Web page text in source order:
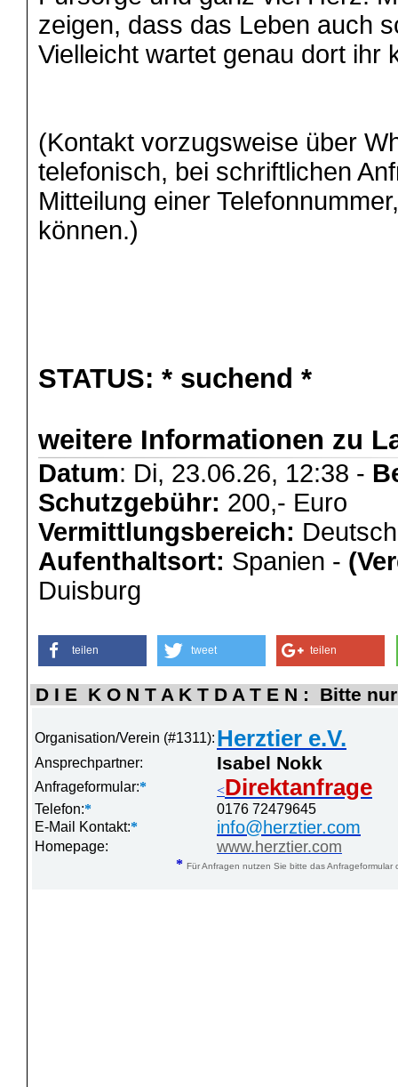
zeigen, dass das Leben auch
Vielleicht wartet genau dort ihr
(Kontakt vorzugsweise über
telefonisch, bei schriftlichen
Mitteilung einer
können.)
STATUS: * suchend *
weitere Informationen zu
Datum: Di, 23.06.26, 12:38 -
Schutzgebühr: 200,- Euro
Vermittlungsbereich:
Aufenthaltsort: Spanien -
Duisburg
teilen tweet teilen
D I E K O N T A K T D A T E N : Bitte
Organisation/Verein (#1311): Herztier e.V.
Ansprechpartner: Isabel Nokk
Anfrageformular:* <Direktanfrage
Telefon:*
0176 72479645
E-Mail Kontakt:* info@herztier.com
Homepage: www.herztier.com
* Für Anfragen nutzen Sie bitte das